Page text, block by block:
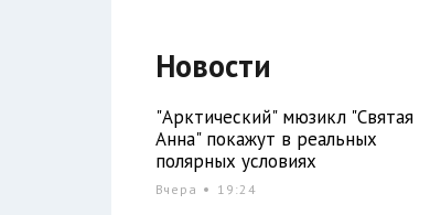
Новости
"Арктический" мюзикл "Святая
Анна" покажут в реальных
полярных условиях
Вчера 19:24